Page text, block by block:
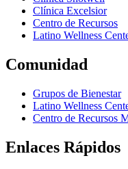
Clínica Excelsior
Centro de Recursos
Latino Wellness
Comunidad
Grupos de Bienestar
Latino Wellness
Centro de Recursos
Enlaces Rápidos